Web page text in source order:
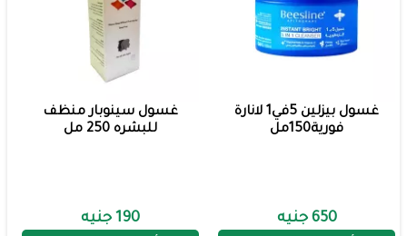
غسول بيزلين 5في1 لانارة
فورية150مل
650 جنيه
غسول سينوبار منظف
للبشره 250 مل
190 جنيه